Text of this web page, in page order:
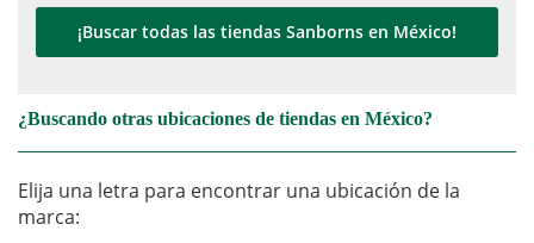
¡Buscar todas las tiendas Sanborns en México!
¿Buscando otras ubicaciones de tiendas en México?
Elija una letra para encontrar una ubicación de la
marca: